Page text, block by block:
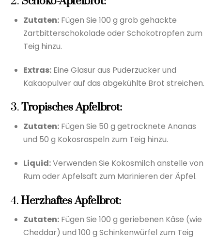
Zutaten: Fügen Sie 100 g grob gehackte
Zartbitterschokolade oder Schokotropfen zum
Teig hinzu.
Extras: Eine Glasur aus Puderzucker und
Kakaopulver auf das abgekühlte Brot streichen.
3.Tropisches Apfelbrot:
Zutaten: Fügen Sie 50 g getrocknete Ananas
und 50 g Kokosraspeln zum Teig hinzu.
Liquid:Verwenden Sie Kokosmilch anstelle von
Rum oder Apfelsaft zum Marinieren der Äpfel.
4.Herzhaftes Apfelbrot:
Zutaten: Fügen Sie 100 g geriebenen Käse (wie
Cheddar) und 100 g Schinkenwürfel zum Teig